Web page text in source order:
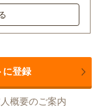
に登録
概要のご案内